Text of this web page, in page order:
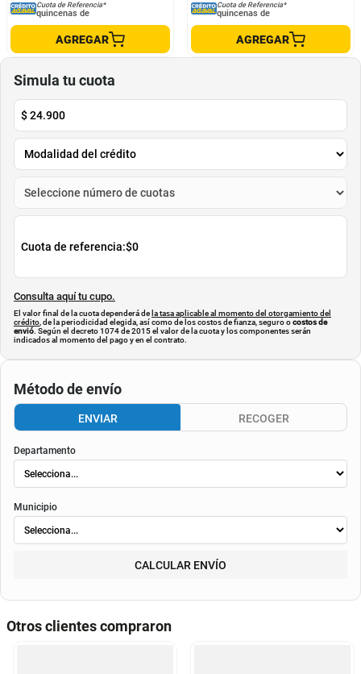
Cuota de Referencia*
quincenas de
AGREGAR
Cuota de Referencia*
quincenas de
AGREGAR
Simula tu cuota
$24.900
Cuota de referencia:$0
Consulta aquí tu cupo.
El valor final de la cuota dependerá de la tasa aplicable al momento del otorgamiento del
crédito , de la periodicidad elegida, así como de los costos de fianza, seguro ocostos de
envió. Según el decreto 1074 de 2015 el valor de la cuota y los componentes serán
indicados al momento del pago y en el contrato.
Método de envío
ENVIAR RECOGER
Departamento
Municipio
CALCULAR ENVÍO
Otros clientes compraron